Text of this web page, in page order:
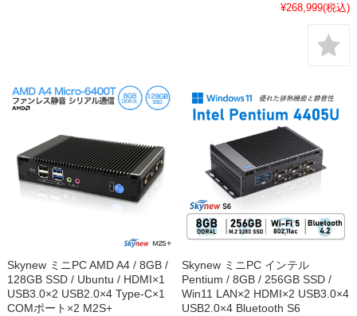
¥268,999(税込)
Skynew ミニPC AMD A4 / 8GB /
128GB SSD / Ubuntu / HDMI×1
USB3.0×2 USB2.0×4 Type-C×1
COMポート×2 M2S+
Skynew ミニPC インテル
Pentium / 8GB / 256GB SSD /
Win11 LAN×2 HDMI×2 USB3.0×4
USB2.0×4 Bluetooth S6